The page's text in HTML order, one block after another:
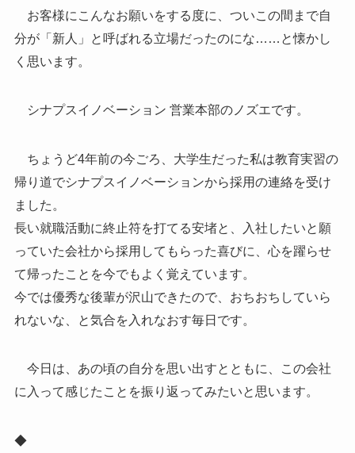
お客様にこんなお願いをする度に、ついこの間まで自
分が「新人」と呼ばれる立場だったのにな……と懐かし
く思います。
シナプスイノベーション 営業本部のノズエです。
ちょうど4年前の今ごろ、大学生だった私は教育実習の
帰り道でシナプスイノベーションから採用の連絡を受け
ました。
長い就職活動に終止符を打てる安堵と、入社したいと願
っていた会社から採用してもらった喜びに、心を躍らせ
て帰ったことを今でもよく覚えています。
今では優秀な後輩が沢山できたので、おちおちしていら
れないな、と気合を入れなおす毎日です。
今日は、あの頃の自分を思い出すとともに、この会社
に入って感じたことを振り返ってみたいと思います。
◆